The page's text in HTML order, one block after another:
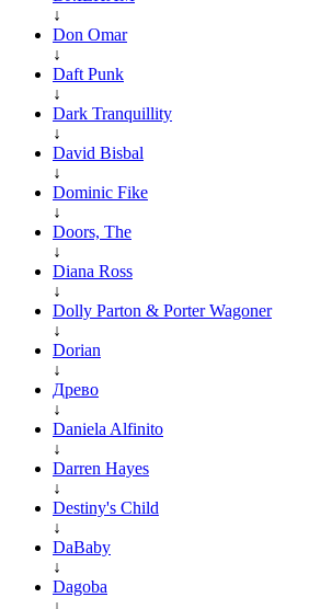
↓
Don Omar
↓
Daft Punk
↓
Dark Tranquillity
↓
David Bisbal
↓
Dominic Fike
↓
Doors, The
↓
Diana Ross
↓
Dolly Parton & Porter Wagoner
↓
Dorian
↓
Древо
↓
Daniela Alfinito
↓
Darren Hayes
↓
Destiny's Child
↓
DaBaby
↓
Dagoba